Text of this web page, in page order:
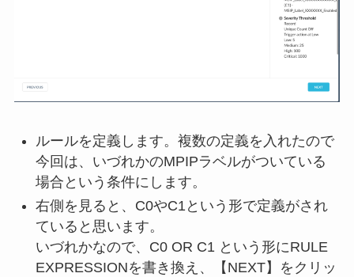
ルールを定義します。複数の定義を入れたので
今回は、いづれかのMPIPラベルがついている
場合という条件にします。
右側を見ると、C0やC1という形で定義がされ
ていると思います。
いづれかなので、C0 OR C1 という形にRULE
EXPRESSIONを書き換え、【NEXT】をクリッ